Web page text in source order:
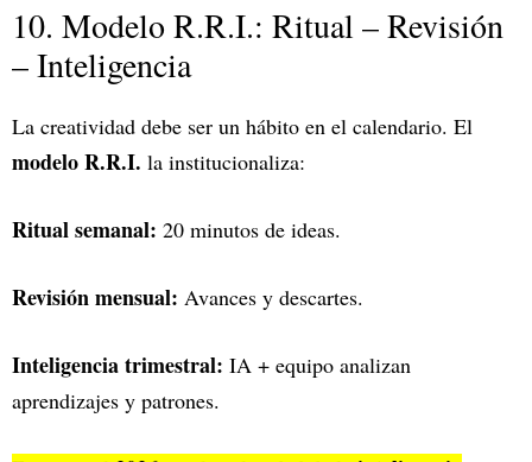
10. Modelo R.R.I.: Ritual – Revisión
– Inteligencia
La creatividad debe ser un hábito en el calendario. El
modelo R.R.I. la institucionaliza:
Ritual semanal: 20 minutos de ideas.
Revisión mensual: Avances y descartes.
Inteligencia trimestral: IA + equipo analizan
aprendizajes y patrones.